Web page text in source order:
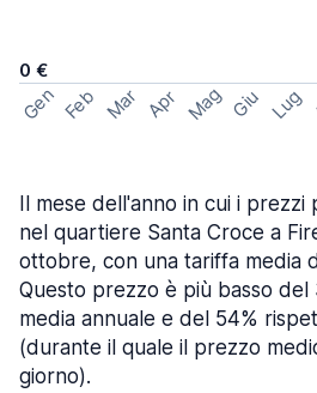
0 €
Gen Feb Mar Apr Mag Giu Lug
Il mese dell'anno in cui i
nel quartiere Santa Croce a
ottobre, con una tariffa media
Questo prezzo è più basso del
media annuale e del 54%
(durante il quale il prezzo
giorno).